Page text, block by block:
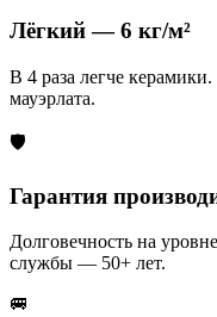
Лёгкий — 6 кг/м²
В 4 раза легче
мауэрлата.
🛡️
Гарантия
Долговечность на
службы — 50+ лет.
🚐